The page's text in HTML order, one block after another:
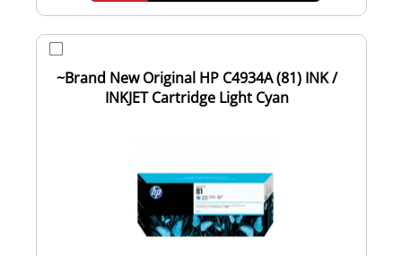
~Brand New Original HP C4934A (81) INK /
INKJET Cartridge Light Cyan